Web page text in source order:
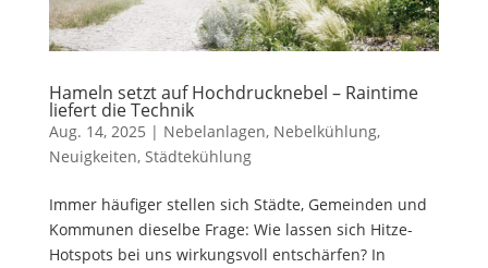
Hameln setzt auf Hochdrucknebel – Raintime
liefert die Technik
Aug. 14, 2025 | Nebelanlagen, Nebelkühlung,
Neuigkeiten, Städtekühlung
Immer häufiger stellen sich Städte, Gemeinden und
Kommunen dieselbe Frage: Wie lassen sich Hitze-
Hotspots bei uns wirkungsvoll entschärfen? In